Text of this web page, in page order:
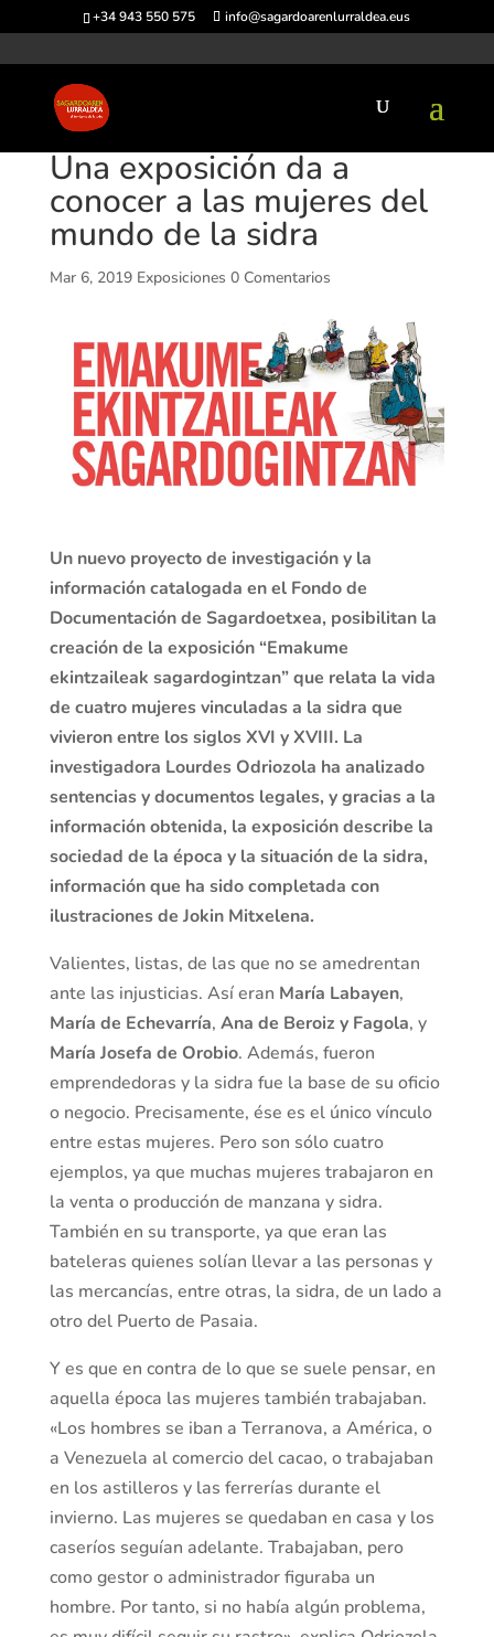
+34 943 550 575 info@sagardoarenlurraldea.eus
Una exposición da a
conocer a las mujeres del
mundo de la sidra
Mar 6, 2019 Exposiciones 0 Comentarios
Un nuevo proyecto de investigación y la
información catalogada en el Fondo de
Documentación de Sagardoetxea, posibilitan la
creación de la exposición “Emakume
ekintzaileak sagardogintzan” que relata la vida
de cuatro mujeres vinculadas a la sidra que
vivieron entre los siglos XVI y XVIII. La
investigadora Lourdes Odriozola ha analizado
sentencias y documentos legales, y gracias a la
información obtenida, la exposición describe la
sociedad de la época y la situación de la sidra,
información que ha sido completada con
ilustraciones de Jokin Mitxelena.
Valientes, listas, de las que no se amedrentan
ante las injusticias. Así eran María Labayen,
María de Echevarría, Ana de Beroiz y Fagola, y
María Josefa de Orobio. Además, fueron
emprendedoras y la sidra fue la base de su oficio
o negocio. Precisamente, ése es el único vínculo
entre estas mujeres. Pero son sólo cuatro
ejemplos, ya que muchas mujeres trabajaron en
la venta o producción de manzana y sidra.
También en su transporte, ya que eran las
bateleras quienes solían llevar a las personas y
las mercancías, entre otras, la sidra, de un lado a
otro del Puerto de Pasaia.
Y es que en contra de lo que se suele pensar, en
aquella época las mujeres también trabajaban.
«Los hombres se iban a Terranova, a América, o
a Venezuela al comercio del cacao, o trabajaban
en los astilleros y las ferrerías durante el
invierno. Las mujeres se quedaban en casa y los
caseríos seguían adelante. Trabajaban, pero
como gestor o administrador figuraba un
hombre. Por tanto, si no había algún problema,